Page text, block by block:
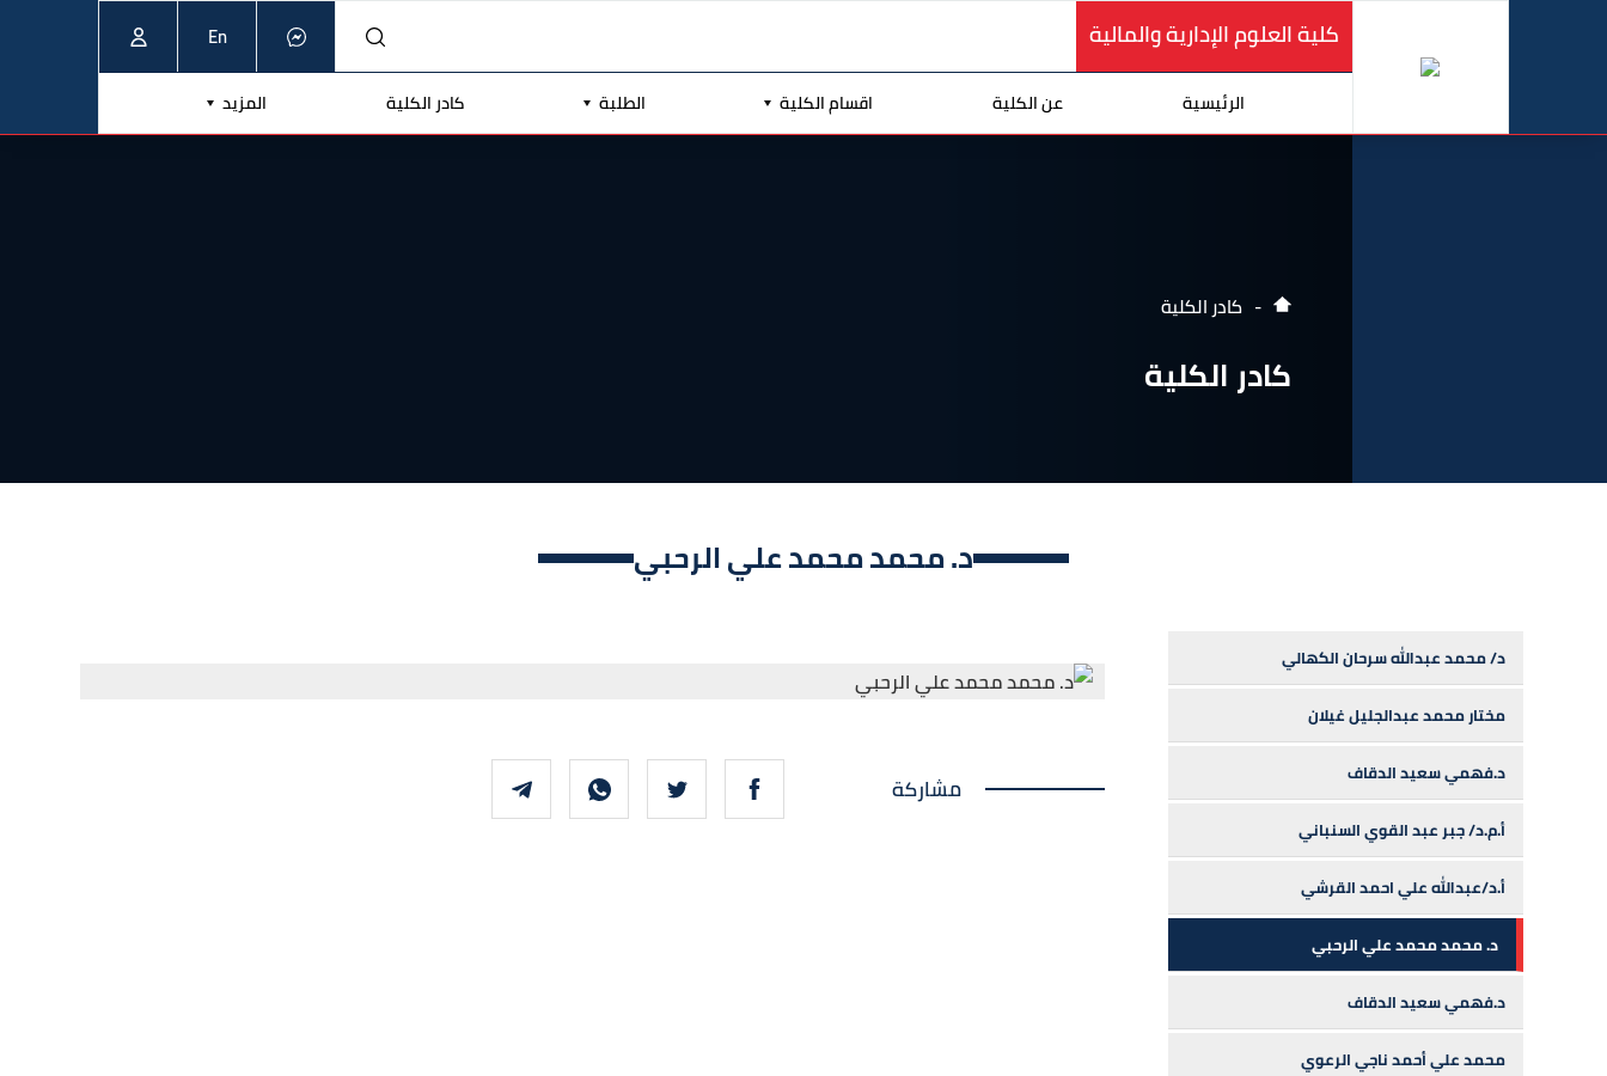
كلية العلوم الإدارية والمالية En
الرئيسية عن الكلية اقسام الكلية الطلبة كادر الكلية المزيد
كادر الكلية
كادر الكلية
د. محمد محمد علي الرحبي
د/ محمد عبدالله سرحان الكهالي
مختار محمد عبدالجليل غيلان
د.فهمي سعيد الدقاف
أ.م.د/ جبر عبد القوي السنباني
أ.د/عبدالله علي احمد القرشي
د. محمد محمد علي الرحبي
د.فهمي سعيد الدقاف
محمد علي أحمد ناجي الرعوي
مشاركة